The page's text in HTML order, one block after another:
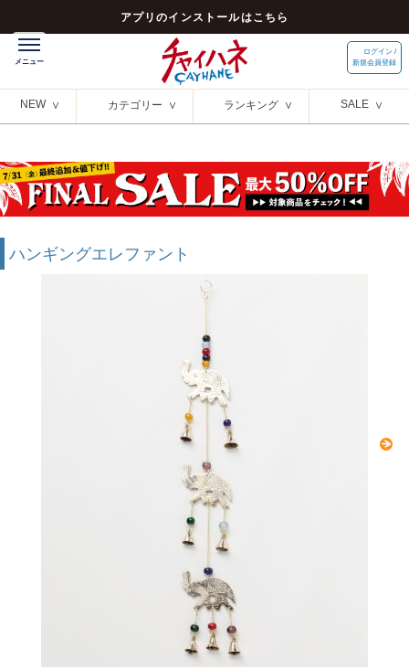
アプリのインストールはこちら
ログイン /
新規会員登録
NEW カテゴリー ランキング SALE
ハンギングエレファント